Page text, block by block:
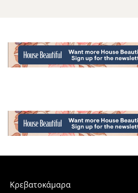
Κρεβατοκάμαρα